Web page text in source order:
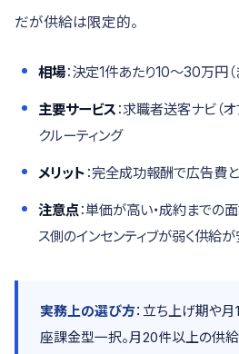
だが供給は限定的。
相場：決定1件あたり10〜30万円
主要サービス ：求職者送客ナビ（オ
クルーティング
メリット ：完全成功報酬で広告費
注意点 ：単価が高い・成約までの
ス側のインセンティブが弱く供給
実務上の選び方：立ち上げ期や
座課金型一択。月20件以上の供